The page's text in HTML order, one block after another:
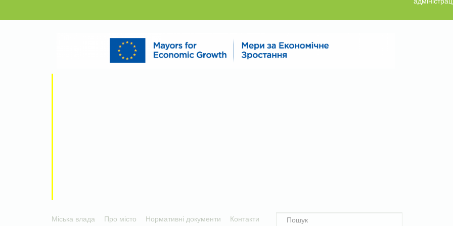
Міська влада Про місто Нормативні документи Контакти